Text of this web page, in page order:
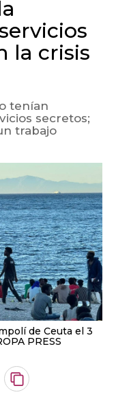
la crisis
tenían
secretos;
trabajo
de Ceuta el 3
PRESS
Copiar